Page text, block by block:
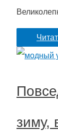
Что
летом
50
зиму,